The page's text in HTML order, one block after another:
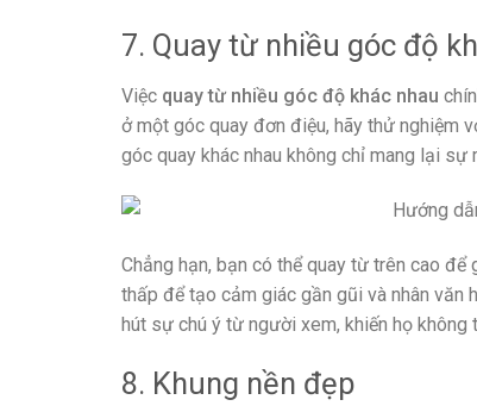
7. Quay từ nhiều góc độ
Việc quay từ nhiều góc độ khác nhau
ở một góc quay đơn điệu, hãy thử nghiệm
góc quay khác nhau không chỉ mang lại
Chẳng hạn, bạn có thể quay từ trên cao
thấp để tạo cảm giác gần gũi và nhân văn
hút sự chú ý từ người xem, khiến họ không
8. Khung nền đẹp